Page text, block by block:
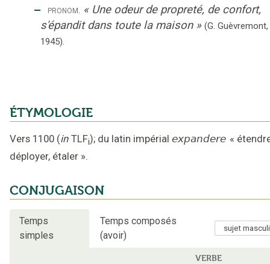
‒ pronom. « Une odeur de propreté, de confort,
s'épandit dans toute la maison » (G. Guèvremont,
1945).
ÉTYMOLOGIE
Vers 1100 (in TLFi); du latin impérial expandere «
déployer, étaler ».
CONJUGAISON
Temps
simples
Temps composés
(avoir)
VERBE